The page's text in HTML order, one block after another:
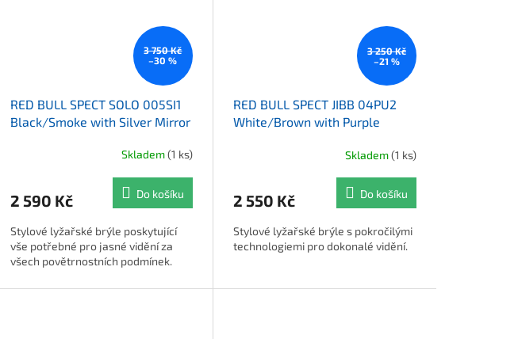
3 750 Kč
–30 %
RED BULL SPECT SOLO 005SI1
Black/Smoke with Silver Mirror
Skladem(1 ks)
2 590 Kč Do košíku
Stylové lyžařské brýle poskytující
vše potřebné pro jasné vidění za
všech povětrnostních podmínek.
3 250 Kč
–21 %
RED BULL SPECT JIBB 04PU2
White/Brown with Purple
Skladem(1 ks)
2 550 Kč Do košíku
Stylové lyžařské brýle s pokročilými
technologiemi pro dokonalé vidění.